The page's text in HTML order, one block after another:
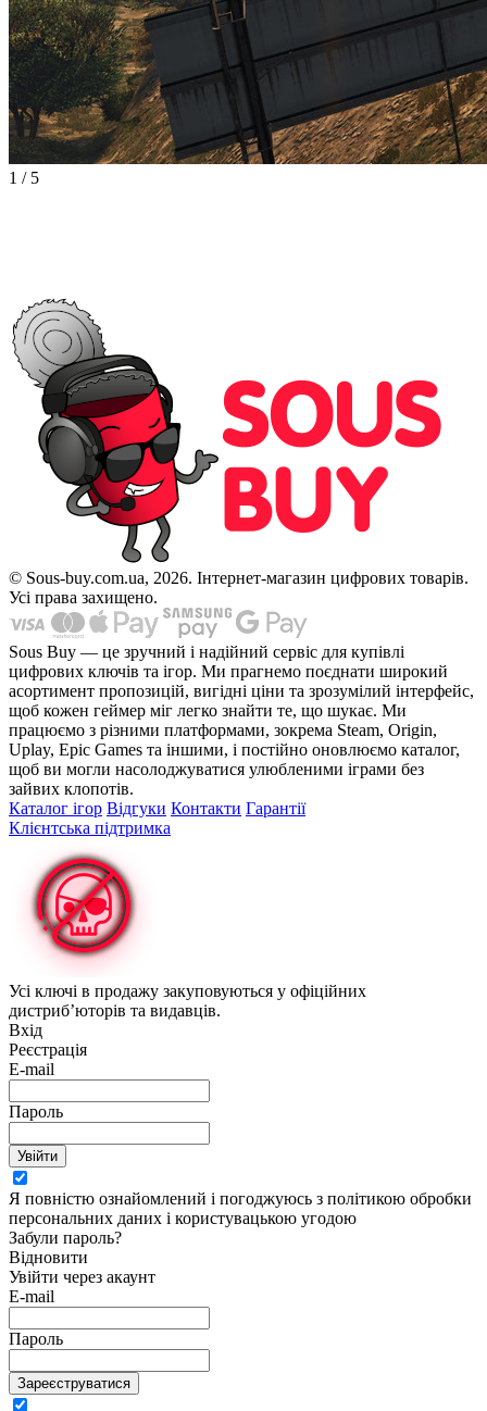
1 / 5
© Sous-buy.com.ua, 2026. Інтернет-магазин цифрових товарів.
Усі права захищено.
Sous Buy — це зручний і надійний сервіс для купівлі
цифрових ключів та ігор. Ми прагнемо поєднати широкий
асортимент пропозицій, вигідні ціни та зрозумілий інтерфейс,
щоб кожен геймер міг легко знайти те, що шукає. Ми
працюємо з різними платформами, зокрема Steam, Origin,
Uplay, Epic Games та іншими, і постійно оновлюємо каталог,
щоб ви могли насолоджуватися улюбленими іграми без
зайвих клопотів.
Каталог ігор Відгуки Контакти Гарантії
Клієнтська підтримка
Усі ключі в продажу закуповуються у офіційних
дистриб’юторів та видавців.
Вхід
Реєстрація
E-mail
Пароль
Увійти
Я повністю ознайомлений і погоджуюсь з політикою обробки
персональних даних і користувацькою угодою
Забули пароль?
Відновити
Увійти через акаунт
E-mail
Пароль
Зареєструватися